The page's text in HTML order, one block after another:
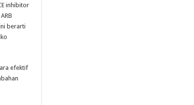
inhibitor
berarti
efektif